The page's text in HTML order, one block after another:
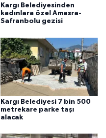
Kargı Belediyesinden
kadınlara özel Amasra-
Safranbolu gezisi
Kargı Belediyesi 7 bin 500
metrekare parke taşı
alacak